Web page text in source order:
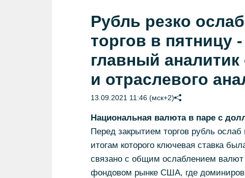
Рубль резко
торгов в пятницу
главный
и отраслевого
13.09.2021 11:46 (мск+2)
Национальная валюта в паре с
Перед закрытием торгов рубль
итогам которого ключевая ставка
связано с общим ослаблением
фондовом рынке США, где